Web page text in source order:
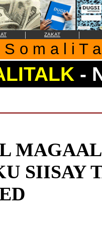
| ZAKAT |
S o m a l i T
-
SIISAY